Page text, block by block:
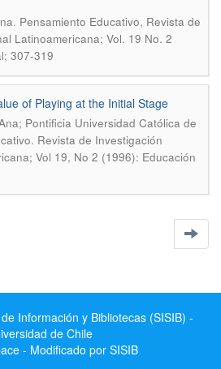
. Pensamiento Educativo, Revista de
Latinoamericana; Vol. 19 No. 2
307-319
of Playing at the Initial Stage
Pontificia Universidad Católica de
Revista de Investigación
Vol 19, No 2 (1996): Educación
Información y Bibliotecas (SISIB) -
de Chile
- Modificado por SISIB